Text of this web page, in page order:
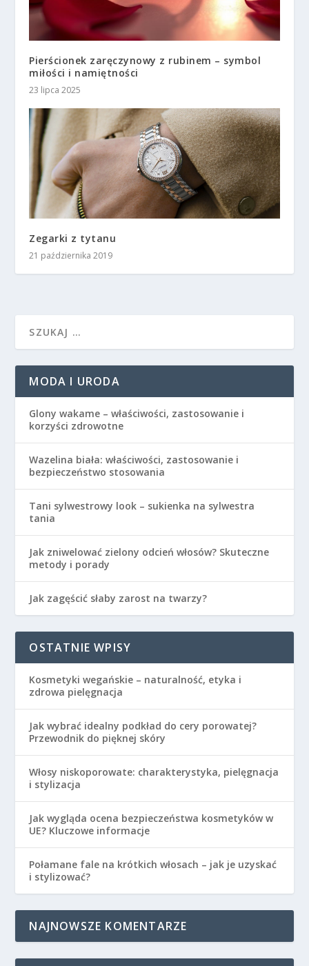
Pierścionek zaręczynowy z rubinem – symbol
miłości i namiętności
23 lipca 2025
Zegarki z tytanu
21 października 2019
MODA I URODA
Glony wakame – właściwości, zastosowanie i
korzyści zdrowotne
Wazelina biała: właściwości, zastosowanie i
bezpieczeństwo stosowania
Tani sylwestrowy look – sukienka na sylwestra
tania
Jak zniwelować zielony odcień włosów? Skuteczne
metody i porady
Jak zagęścić słaby zarost na twarzy?
OSTATNIE WPISY
Kosmetyki wegańskie – naturalność, etyka i
zdrowa pielęgnacja
Jak wybrać idealny podkład do cery porowatej?
Przewodnik do pięknej skóry
Włosy niskoporowate: charakterystyka, pielęgnacja
i stylizacja
Jak wygląda ocena bezpieczeństwa kosmetyków w
UE? Kluczowe informacje
Połamane fale na krótkich włosach – jak je uzyskać
i stylizować?
NAJNOWSZE KOMENTARZE